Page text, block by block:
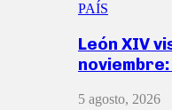
PAÍS
León XIV
5 agosto, 2026